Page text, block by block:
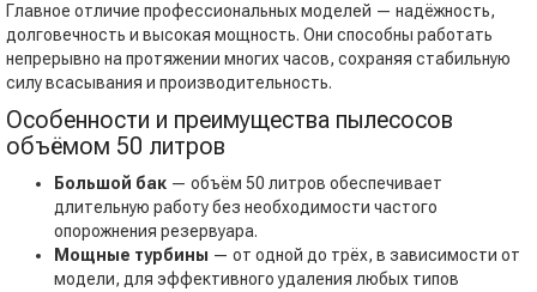
Главное отличие профессиональных моделей — надёжность,
долговечность и высокая мощность. Они способны работать
непрерывно на протяжении многих часов, сохраняя стабильную
силу всасывания и производительность.
Особенности и преимущества пылесосов
объёмом 50 литров
Большой бак — объём 50 литров обеспечивает
длительную работу без необходимости частого
опорожнения резервуара.
Мощные турбины — от одной до трёх, в зависимости от
модели, для эффективного удаления любых типов